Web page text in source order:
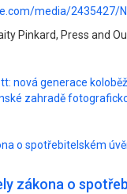
media/2435427/
Pinkard, Press and
nová generace
zahradě
o spotřebitelském
zákona o